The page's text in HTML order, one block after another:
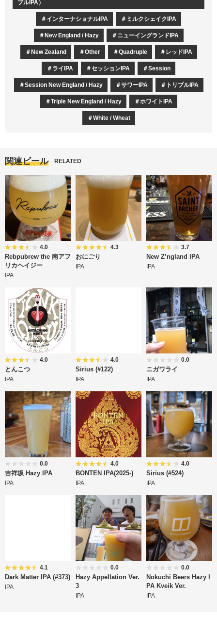
ブルIPA）
インターナショナルIPA ミルクシェイクIPA
New England / Hazy ニューイングランドIPA
New Zealand Other Quadruple レッドIPA
ライIPA セッションIPA Session
Session New England / Hazy サワーIPA トリプルIPA
Triple New England / Hazy ホワイトIPA
White / Wheat
関連ビール RELATED
4.0
Rebpubrew the 南アフ
リカヘイジー
IPA
4.3
おにごり
IPA
3.7
New Z’ngland IPA
IPA
4.0
とんこつ
IPA
4.0
Sirius (#122)
IPA
0.0
ニガワライ
IPA
0.0
吉祥坂 Hazy IPA
IPA
4.0
BONTEN IPA(2025-)
IPA
4.0
Sirius (#524)
IPA
4.1
Dark Matter IPA (#373)
IPA
0.0
Hazy Appellation Ver.
3
IPA
0.0
Nokuchi Beers Hazy I
PA Kveik Ver.
IPA